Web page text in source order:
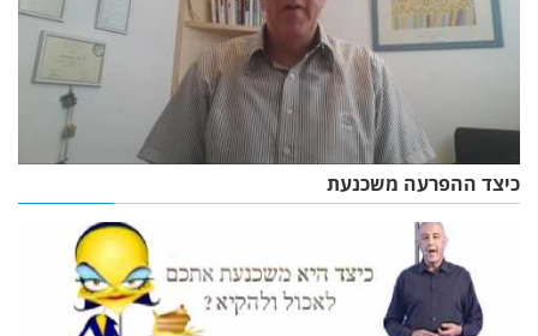
כיצד ההפרעה משכנעת